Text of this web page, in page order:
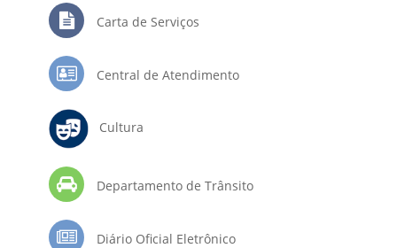
Carta de Serviços
Central de Atendimento
Cultura
Departamento de Trânsito
Diário Oficial Eletrônico